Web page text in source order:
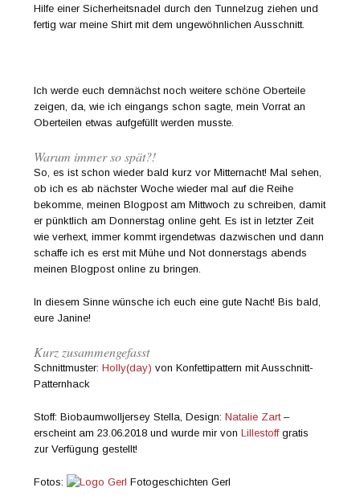
Hilfe einer Sicherheitsnadel durch den Tunnelzug ziehen und
fertig war meine Shirt mit dem ungewöhnlichen Ausschnitt.
Ich werde euch demnächst noch weitere schöne Oberteile
zeigen, da, wie ich eingangs schon sagte, mein Vorrat an
Oberteilen etwas aufgefüllt werden musste.
Warum immer so spät?!
So, es ist schon wieder bald kurz vor Mitternacht! Mal sehen,
ob ich es ab nächster Woche wieder mal auf die Reihe
bekomme, meinen Blogpost am Mittwoch zu schreiben, damit
er pünktlich am Donnerstag online geht. Es ist in letzter Zeit
wie verhext, immer kommt irgendetwas dazwischen und dann
schaffe ich es erst mit Mühe und Not donnerstags abends
meinen Blogpost online zu bringen.
In diesem Sinne wünsche ich euch eine gute Nacht! Bis bald,
eure Janine!
Kurz zusammengefasst
Schnittmuster:Holly(day) von Konfettipattern mit Ausschnitt-
Patternhack
Stoff: Biobaumwolljersey Stella, Design:Natalie Zart–
erscheint am 23.06.2018 und wurde mir vonLillestoffgratis
zur Verfügung gestellt!
Fotos: Fotogeschichten Gerl